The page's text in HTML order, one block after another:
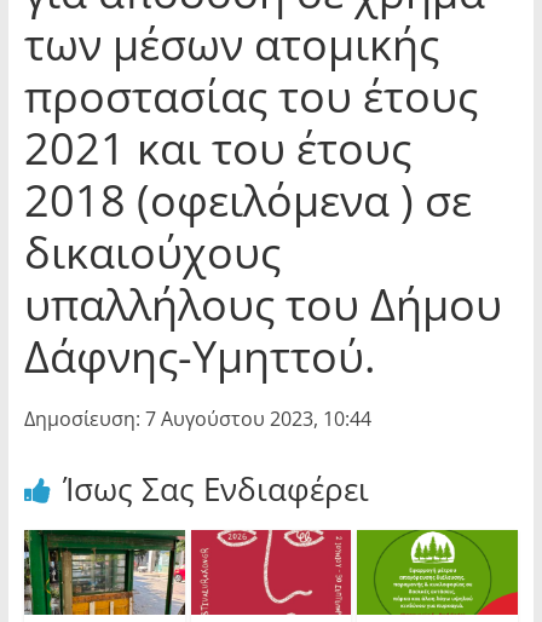
των μέσων ατομικής
προστασίας του έτους
2021 και του έτους
2018 (οφειλόμενα ) σε
δικαιούχους
υπαλλήλους του Δήμου
Δάφνης-Υμηττού.
Δημοσίευση: 7 Αυγούστου 2023, 10:44
Ίσως Σας Ενδιαφέρει